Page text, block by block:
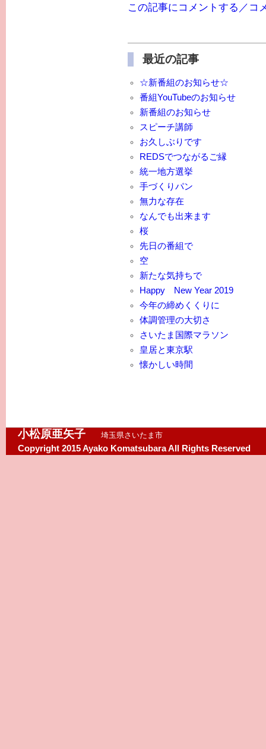
この記事にコメントする／コ
最近の記事
☆新番組のお知らせ☆
番組YouTubeのお知らせ
新番組のお知らせ
スピーチ講師
お久しぶりです
REDSでつながるご縁
統一地方選挙
手づくりパン
無力な存在
なんでも出来ます
桜
先日の番組で
空
新たな気持ちで
Happy New Year 2019
今年の締めくくりに
体調管理の大切さ
さいたま国際マラソン
皇居と東京駅
懐かしい時間
小松原亜矢子 埼玉県さいたま市
Copyright 2015 Ayako Komatsubara All Rights Reserved